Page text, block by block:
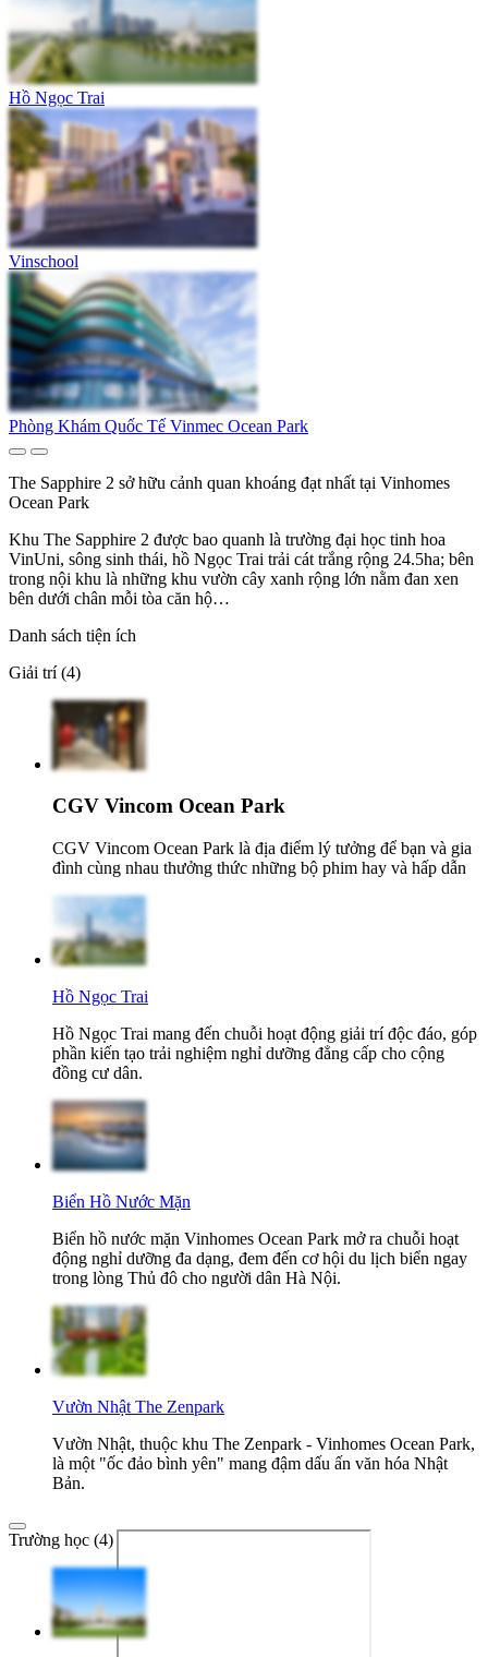
Hồ Ngọc Trai
Vinschool
Phòng Khám Quốc Tế Vinmec Ocean Park
The Sapphire 2 sở hữu cảnh quan khoáng đạt nhất tại Vinhomes
Ocean Park
Khu The Sapphire 2 được bao quanh là trường đại học tinh hoa
VinUni, sông sinh thái, hồ Ngọc Trai trải cát trắng rộng 24.5ha; bên
trong nội khu là những khu vườn cây xanh rộng lớn nằm đan xen
bên dưới chân mỗi tòa căn hộ…
Danh sách tiện ích
Giải trí (4)
CGV Vincom Ocean Park
CGV Vincom Ocean Park là địa điểm lý tưởng để bạn và gia
đình cùng nhau thưởng thức những bộ phim hay và hấp dẫn
Hồ Ngọc Trai
Hồ Ngọc Trai mang đến chuỗi hoạt động giải trí độc đáo, góp
phần kiến tạo trải nghiệm nghỉ dưỡng đẳng cấp cho cộng
đồng cư dân.
Biển Hồ Nước Mặn
Biển hồ nước mặn Vinhomes Ocean Park mở ra chuỗi hoạt
động nghỉ dưỡng đa dạng, đem đến cơ hội du lịch biển ngay
trong lòng Thủ đô cho người dân Hà Nội.
Vườn Nhật The Zenpark
Vườn Nhật, thuộc khu The Zenpark - Vinhomes Ocean Park,
là một "ốc đảo bình yên" mang đậm dấu ấn văn hóa Nhật
Bản.
Trường học (4)